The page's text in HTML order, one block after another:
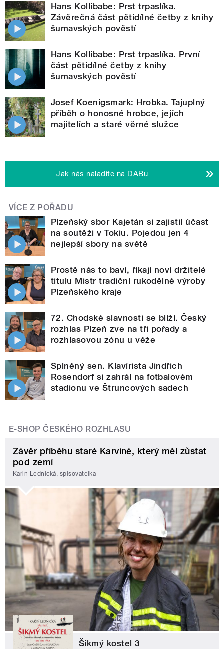
Hans Kollibabe: Prst trpaslíka.
Závěrečná část pětidílné četby z knihy
šumavských pověstí
Hans Kollibabe: Prst trpaslíka. První
část pětidílné četby z knihy
šumavských pověstí
Josef Koenigsmark: Hrobka. Tajuplný
příběh o honosné hrobce, jejích
majitelích a staré věrné služce
Jak nás naladíte na DABu
VÍCE Z POŘADU
Plzeňský sbor Kajetán si zajistil účast
na soutěži v Tokiu. Pojedou jen 4
nejlepší sbory na světě
Prostě nás to baví, říkají noví držitelé
titulu Mistr tradiční rukodělné výroby
Plzeňského kraje
72. Chodské slavnosti se blíží. Český
rozhlas Plzeň zve na tři pořady a
rozhlasovou zónu u věže
Splněný sen. Klavírista Jindřich
Rosendorf si zahrál na fotbalovém
stadionu ve Štruncových sadech
E-SHOP ČESKÉHO ROZHLASU
Závěr příběhu staré Karviné, který měl zůstat
pod zemí
Karin Lednická, spisovatelka
Šikmý kostel 3